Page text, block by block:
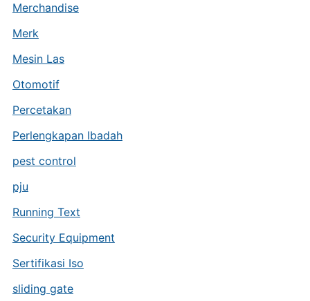
Merchandise
Merk
Mesin Las
Otomotif
Percetakan
Perlengkapan Ibadah
pest control
pju
Running Text
Security Equipment
Sertifikasi Iso
sliding gate